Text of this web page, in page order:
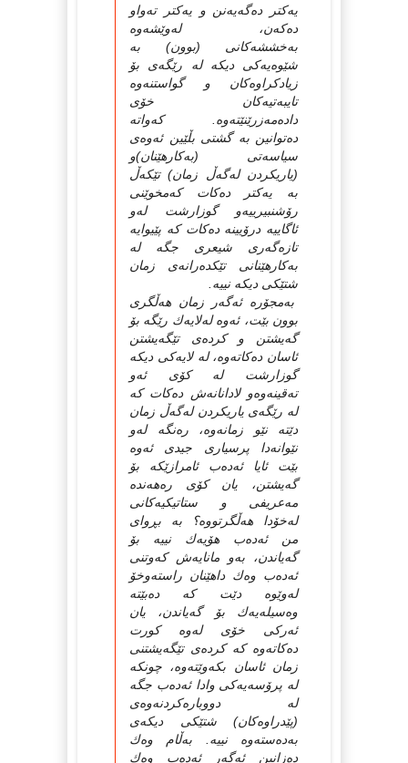
یەكتر دەگەیەنن و یەكتر تەواو
دەكەن، لەوێشەوە
بەخششەكانى (بوون) بە
شێوەیەكى دیكە لە رێگەى بۆ
زیادكراوەكان و گواستنەوە
تایبەتیەكان خۆى
دادەمەزرێنێتەوە. كەواتە
دەتوانین بە گشتى بڵێین ئەوەى
سیاسەتى (بەكارهێنان)و
(یاریكردن لەگەڵ زمان) تێكەڵ
بە یەكتر دەكات كەمخوێنى
رۆشنبیرییەو گوزارشت لەو
ئاگاییە درۆیینە دەكات كە پێیوایە
تازەگەرى شیعرى جگە لە
بەكارهێنانى تێكدەرانەى زمان
شتێكى دیكە نییە.
بەمجۆرە ئەگەر زمان هەڵگرى
بوون بێت، ئەوە لەلایەك رێگە بۆ
گەیشتن و كردەى تێگەیشتن
ئاسان دەكاتەوە، لە لایەكى دیكە
گوزارشت لە كۆى ئەو
تەقینەوەو لادانانەش دەكات كە
لە رێگەى یاریكردن لەگەڵ زمان
دێتە نێو زمانەوە، رەنگە لەو
نێوانەدا پرسیارى جیدى ئەوە
بێت ئایا ئەدەب ئامرازێكە بۆ
گەیشتن، یان كۆى رەهەندە
مەعریفى و ستاتیكیەكانى
لەخۆدا هەڵگرتووە؟ بە بڕواى
من ئەدەب هۆیەك نییە بۆ
گەیاندن، بەو مانایەش كەوتنى
ئەدەب وەك داهێنان راستەوخۆ
لەوێوە دێت كە دەبێتە
وەسیلەیەك بۆ گەیاندن، یان
ئەركى خۆى لەوە كورت
دەكاتەوە كە كردەى تێگەیشتنى
زمان ئاسان بكەوێتەوە، چونكە
لە پرۆسەیەكى وادا ئەدەب جگە
لە دووبارەكردنەوەى
(پێدراوەكان) شتێكى دیكەى
بەدەستەوە نییە. بەڵام وەك
دەزانین ئەگەر ئەدەب وەك